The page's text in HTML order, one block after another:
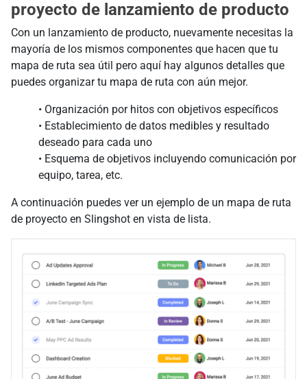
proyecto de lanzamiento de producto
Con un lanzamiento de producto, nuevamente necesitas la
mayoría de los mismos componentes que hacen que tu
mapa de ruta sea útil pero aquí hay algunos detalles que
puedes organizar tu mapa de ruta con aún mejor.
• Organización por hitos con objetivos específicos
• Establecimiento de datos medibles y resultado
deseado para cada uno
• Esquema de objetivos incluyendo comunicación por
equipo, tarea, etc.
A continuación puedes ver un ejemplo de un mapa de ruta
de proyecto en Slingshot en vista de lista.